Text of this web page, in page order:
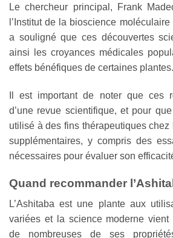
Le chercheur principal, Frank
l’Institut de la bioscience
a souligné que ces découvertes
ainsi les croyances médicales
effets bénéfiques de certaines plantes.
Il est important de noter que ces
d’une revue scientifique, et pour
utilisé à des fins thérapeutiques chez
supplémentaires, y compris des
nécessaires pour évaluer son
Quand recommander
L’Ashitaba est une plante aux
variées et la science moderne vient
de nombreuses de ses